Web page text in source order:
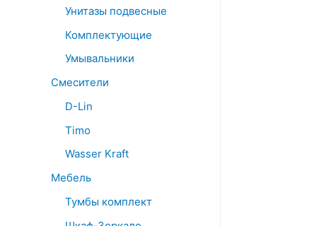
Унитазы подвесные
Комплектующие
Умывальники
Смесители
D-Lin
Timo
Wasser Kraft
Мебель
Тумбы комплект